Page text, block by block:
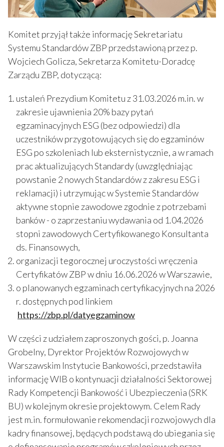
Komitet przyjął także informację Sekretariatu
Systemu Standardów ZBP przedstawioną przez p.
Wojciech Golicza, Sekretarza Komitetu-Doradcę
Zarządu ZBP, dotyczącą:
ustaleń Prezydium Komitetu z 31.03.2026 m.in. w
zakresie ujawnienia 20% bazy pytań
egzaminacyjnych ESG (bez odpowiedzi) dla
uczestników przygotowujących się do egzaminów
ESG po szkoleniach lub eksternistycznie, a w ramach
prac aktualizujących Standardy (uwzględniając
powstanie 2 nowych Standardów z zakresu ESG i
reklamacji) i utrzymując w Systemie Standardów
aktywne stopnie zawodowe zgodnie z potrzebami
banków - o zaprzestaniu wydawania od 1.04.2026
stopni zawodowych Certyfikowanego Konsultanta
ds. Finansowych,
organizacji tegorocznej uroczystości wręczenia
Certyfikatów ZBP w dniu 16.06.2026 w Warszawie,
o planowanych egzaminach certyfikacyjnych na 2026
r. dostępnych pod linkiem
https://zbp.pl/datyegzaminow
W części z udziałem zaproszonych gości, p. Joanna
Grobelny, Dyrektor Projektów Rozwojowych w
Warszawskim Instytucie Bankowości, przedstawiła
informację WIB o kontynuacji działalności Sektorowej
Rady Kompetencji Bankowość i Ubezpieczenia (SRK
BU) w kolejnym okresie projektowym. Celem Rady
jest m.in. formułowanie rekomendacji rozwojowych dla
kadry finansowej, będących podstawą do ubiegania się